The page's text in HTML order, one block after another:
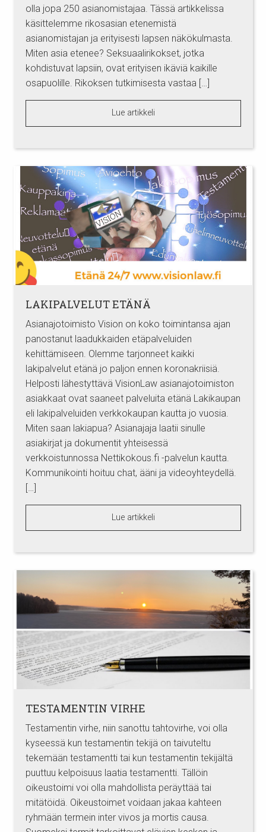
olla jopa 250 asianomistajaa. Tässä artikkelissa
käsittelemme rikosasian etenemistä
asianomistajan ja erityisesti lapsen näkökulmasta.
Miten asia etenee? Seksuaalirikokset, jotka
kohdistuvat lapsiin, ovat erityisen ikäviä kaikille
osapuolille. Rikoksen tutkimisesta vastaa […]
Lue artikkeli
LAKIPALVELUT ETÄNÄ
Asianajotoimisto Vision on koko toimintansa ajan
panostanut laadukkaiden etäpalveluiden
kehittämiseen. Olemme tarjonneet kaikki
lakipalvelut etänä jo paljon ennen koronakriisiä.
Helposti lähestyttävä VisionLaw asianajotoimiston
asiakkaat ovat saaneet palveluita etänä Lakikaupan
eli lakipalveluiden verkkokaupan kautta jo vuosia.
Miten saan lakiapua? Asianajaja laatii sinulle
asiakirjat ja dokumentit yhteisessä
verkkoistunnossa Nettikokous.fi -palvelun kautta.
Kommunikointi hoituu chat, ääni ja videoyhteydellä.
[…]
Lue artikkeli
TESTAMENTIN VIRHE
Testamentin virhe, niin sanottu tahtovirhe, voi olla
kyseessä kun testamentin tekijä on taivuteltu
tekemään testamentti tai kun testamentin tekijältä
puuttuu kelpoisuus laatia testamentti. Tällöin
oikeustoimi voi olla mahdollista peräyttää tai
mitätöidä. Oikeustoimet voidaan jakaa kahteen
ryhmään termein inter vivos ja mortis causa.